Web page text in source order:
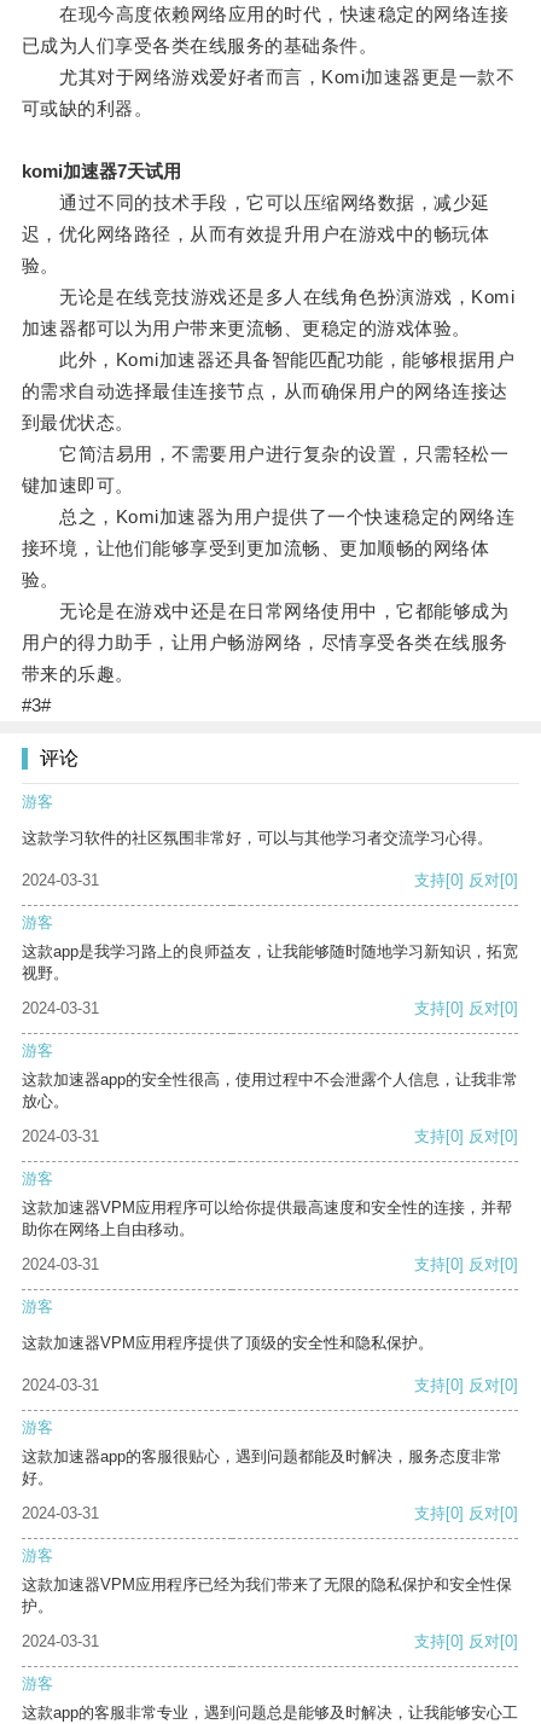
在现今高度依赖网络应用的时代，快速稳定的网络连接
已成为人们享受各类在线服务的基础条件。
尤其对于网络游戏爱好者而言，Komi加速器更是一款不
可或缺的利器。
komi加速器7天试用
通过不同的技术手段，它可以压缩网络数据，减少延
迟，优化网络路径，从而有效提升用户在游戏中的畅玩体
验。
无论是在线竞技游戏还是多人在线角色扮演游戏，Komi
加速器都可以为用户带来更流畅、更稳定的游戏体验。
此外，Komi加速器还具备智能匹配功能，能够根据用户
的需求自动选择最佳连接节点，从而确保用户的网络连接达
到最优状态。
它简洁易用，不需要用户进行复杂的设置，只需轻松一
键加速即可。
总之，Komi加速器为用户提供了一个快速稳定的网络连
接环境，让他们能够享受到更加流畅、更加顺畅的网络体
验。
无论是在游戏中还是在日常网络使用中，它都能够成为
用户的得力助手，让用户畅游网络，尽情享受各类在线服务
带来的乐趣。
#3#
评论
游客
这款学习软件的社区氛围非常好，可以与其他学习者交流学习心得。
2024-03-31 支持[0] 反对[0]
游客
这款app是我学习路上的良师益友，让我能够随时随地学习新知识，拓宽
视野。
2024-03-31
支持[0] 反对[0]
游客
这款加速器app的安全性很高，使用过程中不会泄露个人信息，让我非常
放心。
2024-03-31
支持[0] 反对[0]
游客
这款加速器VPM应用程序可以给你提供最高速度和安全性的连接，并帮
助你在网络上自由移动。
2024-03-31
支持[0] 反对[0]
游客
这款加速器VPM应用程序提供了顶级的安全性和隐私保护。
2024-03-31 支持[0] 反对[0]
游客
这款加速器app的客服很贴心，遇到问题都能及时解决，服务态度非常
好。
2024-03-31
支持[0] 反对[0]
游客
这款加速器VPM应用程序已经为我们带来了无限的隐私保护和安全性保
护。
2024-03-31
支持[0] 反对[0]
游客
这款app的客服非常专业，遇到问题总是能够及时解决，让我能够安心工